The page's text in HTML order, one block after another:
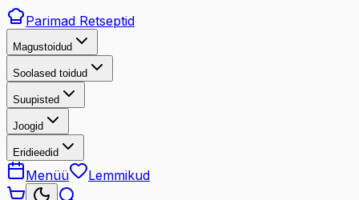
Parimad Retseptid
Magustoidud
Soolased toidud
Suupisted
Joogid
Eridieedid
Menüü Lemmikud